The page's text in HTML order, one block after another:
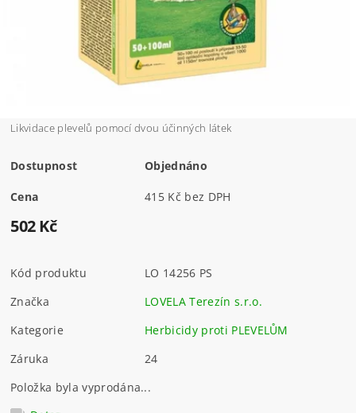
Likvidace plevelů pomocí dvou účinných látek
Dostupnost Objednáno
Cena 415 Kč bez DPH
502 Kč
Kód produktu
LO 14256 PS
Značka
LOVELA Terezín s.r.o.
Kategorie
Herbicidy proti PLEVELŮM
Záruka
24
Položka byla vyprodána...